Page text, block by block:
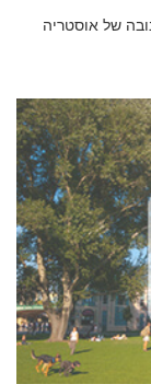
של אוסטריה